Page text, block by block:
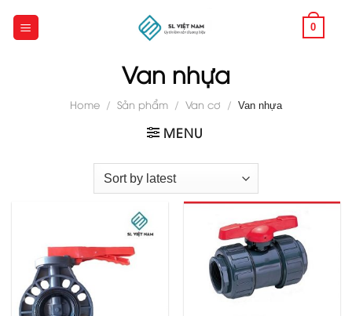
0
Van nhựa
Home / Sản phẩm / Van cơ / Van nhựa
MENU